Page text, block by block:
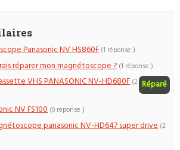
Panasonic NV HS860F (1 réponse )
réparer mon magnétoscope ? (1 réponse )
VHS PANASONIC NV-HD680F Réparé
(2
NV FS100 (0 réponse )
panasonic NV-HD647 super drive (2